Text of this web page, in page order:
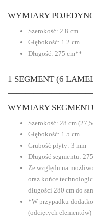
WYMIARY
Szerokość: 2.8 cm
Głębokość: 1.2 cm
Długość: 275 cm**
1 SEGMENT (6
WYMIARY
Szerokość: 28 cm
Głębokość: 1.5 cm
Grubość płyty: 3 mm
Długość segmentu:
Ze względu na
oraz końce
długości 280 cm do
*W przypadku
(odciętych elementów)